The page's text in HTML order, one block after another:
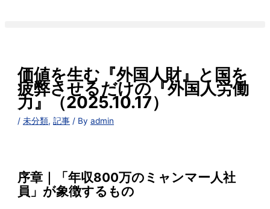
価値を生む『外国人財』と国を
疲弊させるだけの『外国人労働
力』（2025.10.17）
/未分類,記事 / Byadmin
序章｜「年収800万のミャンマー人社
員」が象徴するもの